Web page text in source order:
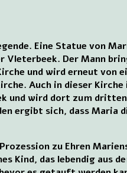
Eine Statue von
Vleterbeek. Der Mann
und wird erneut von
Auch in dieser
und wird dort zum
ergibt sich, dass Maria
zu Ehren
Kind, das lebendig aus